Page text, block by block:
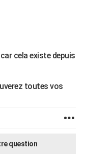
cela existe depuis
toutes vos
question